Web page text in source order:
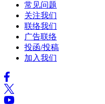
常见问题
关注我们
联络我们
广告联络
投函/投稿
加入我们